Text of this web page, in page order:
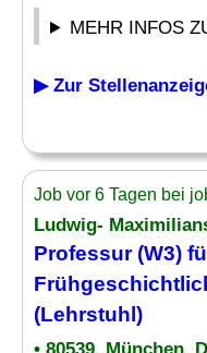
MEHR INFOS
▶ Zur
Job vor 6 Tagen bei
Ludwig-
Professur (W3)
(Lehrstuhl )